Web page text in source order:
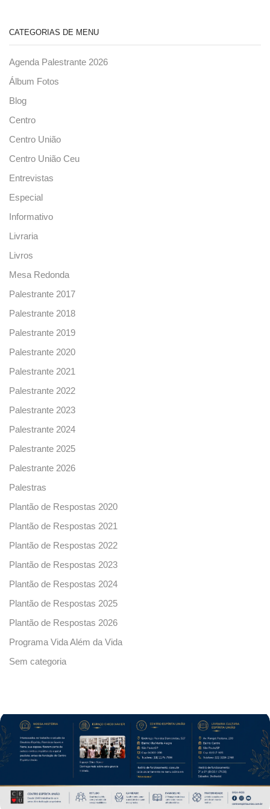
CATEGORIAS DE MENU
Agenda Palestrante 2026
Álbum Fotos
Blog
Centro
Centro União
Centro União Ceu
Entrevistas
Especial
Informativo
Livraria
Livros
Mesa Redonda
Palestrante 2017
Palestrante 2018
Palestrante 2019
Palestrante 2020
Palestrante 2021
Palestrante 2022
Palestrante 2023
Palestrante 2024
Palestrante 2025
Palestrante 2026
Palestras
Plantão de Respostas 2020
Plantão de Respostas 2021
Plantão de Respostas 2022
Plantão de Respostas 2023
Plantão de Respostas 2024
Plantão de Respostas 2025
Plantão de Respostas 2026
Programa Vida Além da Vida
Sem categoria